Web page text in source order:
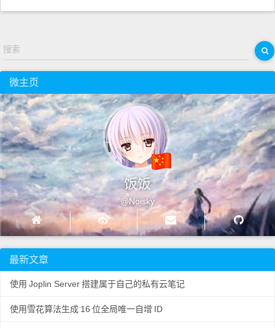
搜索
微主页
饭饭
@Noisky
最新文章
使用 Joplin Server搭建属于自己的私有云笔记
使用雪花算法生成 16 位全局唯一自增 ID